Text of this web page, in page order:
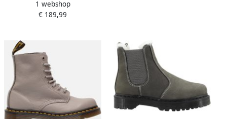
Serena Milled Nubuck WP
Winterschoenen grijs
1 webshop
€ 189,99